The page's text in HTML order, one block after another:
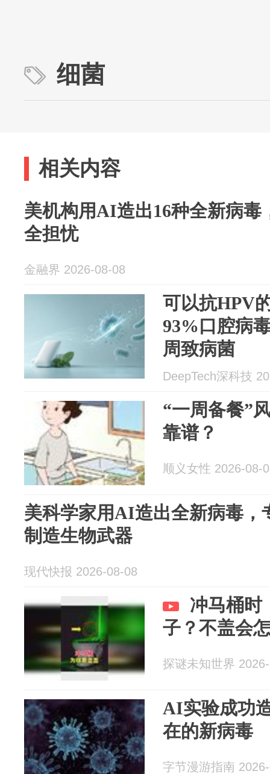
细菌
相关内容
美机构用AI造出16种全新病毒
全担忧
金融界 2026-08-08
可以抗HPV
93%口腔病
周致病菌
DeepTech深科技
“一周备餐”
靠谱？
顺义女性 2026-08-
美科学家用AI造出全新病毒，
制造生物武器
现代快报 2026-08-08
冲马桶时
子？不盖会
探谜未知世界
AI实验成功
在的新病毒
字节漫游指南